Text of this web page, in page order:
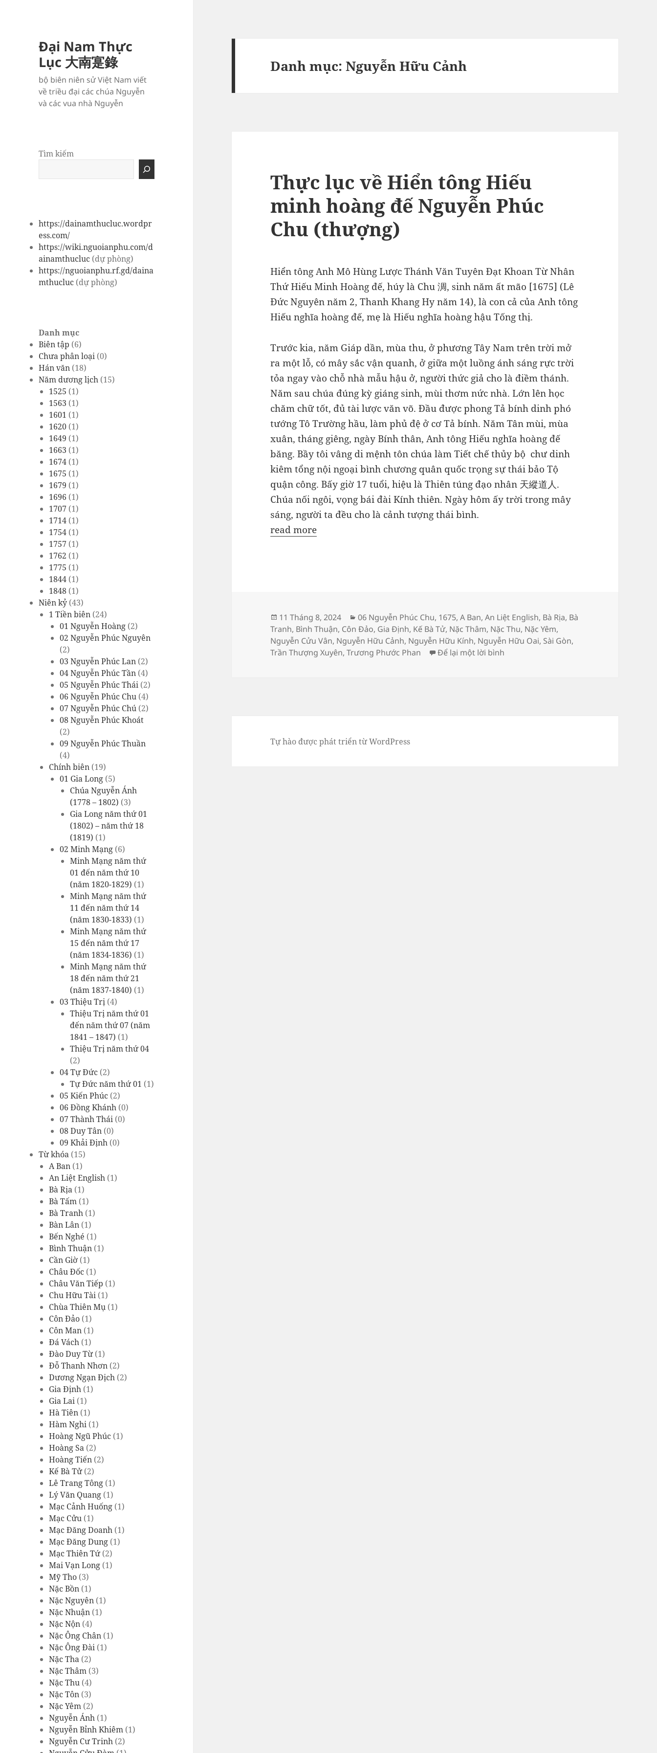
Đại Nam Thực
Lục 大南寔錄
bộ biên niên sử Việt Nam viết
về triều đại các chúa Nguyễn
và các vua nhà Nguyễn
Tìm kiếm
https://dainamthucluc.wordpr
ess.com/
https://wiki.nguoianphu.com/d
ainamthucluc (dự phòng)
https://nguoianphu.rf.gd/daina
mthucluc (dự phòng)
Danh mục
Biên tập (6)
Chưa phân loại (0)
Hán văn (18)
Năm dương lịch (15)
1525 (1)
1563 (1)
1601 (1)
1620 (1)
1649 (1)
1663 (1)
1674 (1)
1675 (1)
1679 (1)
1696 (1)
1707 (1)
1714 (1)
1754 (1)
1757 (1)
1762 (1)
1775 (1)
1844 (1)
1848 (1)
Niên kỷ (43)
1 Tiền biên (24)
01 Nguyễn Hoàng(2)
02 Nguyễn Phúc Nguyên
(2)
03 Nguyễn Phúc Lan(2)
04 Nguyễn Phúc Tần(4)
05 Nguyễn Phúc Thái(2)
06 Nguyễn Phúc Chu(4)
07 Nguyễn Phúc Chú(2)
08 Nguyễn Phúc Khoát
(2)
09 Nguyễn Phúc Thuần
(4)
Chính biên (19)
01 Gia Long(5)
Chúa Nguyễn Ánh
(1778 – 1802) (3)
Gia Long năm thứ 01
(1802) – năm thứ 18
(1819) (1)
02 Minh Mạng(6)
Minh Mạng năm thứ
01 đến năm thứ 10
(năm 1820-1829) (1)
Minh Mạng năm thứ
11 đến năm thứ 14
(năm 1830-1833) (1)
Minh Mạng năm thứ
15 đến năm thứ 17
(năm 1834-1836) (1)
Minh Mạng năm thứ
18 đến năm thứ 21
(năm 1837-1840) (1)
03 Thiệu Trị(4)
Thiệu Trị năm thứ 01
đến năm thứ 07 (năm
1841 – 1847) (1)
Thiệu Trị năm thứ 04
(2)
04 Tự Đức(2)
Tự Đức năm thứ 01 (1)
05 Kiến Phúc(2)
06 Đồng Khánh(0)
07 Thành Thái(0)
08 Duy Tân(0)
09 Khải Định(0)
Từ khóa (15)
A Ban (1)
An Liệt English (1)
Bà Rịa (1)
Bà Tấm (1)
Bà Tranh (1)
Bàn Lân (1)
Bến Nghé (1)
Bình Thuận (1)
Cần Giờ (1)
Châu Đốc (1)
Châu Văn Tiếp (1)
Chu Hữu Tài (1)
Chùa Thiên Mụ (1)
Côn Đảo (1)
Côn Man (1)
Đá Vách (1)
Đào Duy Từ (1)
Đỗ Thanh Nhơn (2)
Dương Ngạn Địch (2)
Gia Định (1)
Gia Lai (1)
Hà Tiên (1)
Hàm Nghi (1)
Hoàng Ngũ Phúc (1)
Hoàng Sa (2)
Hoàng Tiến (2)
Kế Bà Tử (2)
Lê Trang Tông (1)
Lý Văn Quang (1)
Mạc Cảnh Huống (1)
Mạc Cửu (1)
Mạc Đăng Doanh (1)
Mạc Đăng Dung (1)
Mạc Thiên Tứ (2)
Mai Vạn Long (1)
Mỹ Tho (3)
Nặc Bồn (1)
Nặc Nguyên (1)
Nặc Nhuận (1)
Nặc Nộn (4)
Nặc Ông Chân (1)
Nặc Ông Đài (1)
Nặc Tha (2)
Nặc Thâm (3)
Nặc Thu (4)
Nặc Tôn (3)
Nặc Yêm (2)
Nguyễn Ánh (1)
Nguyễn Bỉnh Khiêm (1)
Nguyễn Cư Trinh (2)
Danh mục:Nguyễn Hữu Cảnh
Thực lục về Hiển tông Hiếu
minh hoàng đế Nguyễn Phúc
Chu (thượng)
Hiển tông Anh Mô Hùng Lược Thánh Văn Tuyên Đạt Khoan Từ Nhân
Thứ Hiếu Minh Hoàng đế, húy là Chu 淍, sinh năm ất mão [1675] (Lê
Đức Nguyên năm 2, Thanh Khang Hy năm 14), là con cả của Anh tông
Hiếu nghĩa hoàng đế, mẹ là Hiếu nghĩa hoàng hậu Tống thị.
Trước kia, năm Giáp dần, mùa thu, ở phương Tây Nam trên trời mở
ra một lỗ, có mây sắc vận quanh, ở giữa một luồng ánh sáng rực trời
tỏa ngay vào chỗ nhà mẫu hậu ở, người thức giả cho là điềm thánh.
Năm sau chúa đúng kỳ giáng sinh, mùi thơm nức nhà. Lớn lên học
chăm chữ tốt, đủ tài lược văn võ. Đầu được phong Tả bính dinh phó
tướng Tô Trường hầu, làm phủ đệ ở cơ Tả bính. Năm Tân mùi, mùa
xuân, tháng giêng, ngày Bính thân, Anh tông Hiếu nghĩa hoàng đế
băng. Bầy tôi vâng di mệnh tôn chúa làm Tiết chế thủy bộ chư dinh
kiêm tổng nội ngoại bình chương quân quốc trọng sự thái bảo Tộ
quận công. Bấy giờ 17 tuổi, hiệu là Thiên túng đạo nhân 天縱道人.
Chúa nối ngôi, vọng bái đài Kính thiên. Ngày hôm ấy trời trong mây
sáng, người ta đều cho là cảnh tượng thái bình.
read more
Đăng
vào
ngày
11 Tháng 8, 2024
Danh
mục
06 Nguyễn Phúc Chu, 1675,A Ban,An Liệt English, Bà Rịa, Bà
Tranh, Bình Thuận, Côn Đảo, Gia Định, Kế Bà Tử, Nặc Thâm, Nặc Thu, Nặc Yêm,
Nguyễn Cửu Vân, Nguyễn Hữu Cảnh, Nguyễn Hữu Kính, Nguyễn Hữu Oai, Sài Gòn,
Trần Thượng Xuyên,Trương Phước Phan Để lại một lời bình
Tự hào được phát triển từ WordPress